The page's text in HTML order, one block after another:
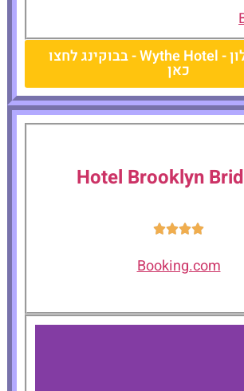
למעבר למלון - Wythe Hotel - בבוקינג לחצו
כאן
Booking.com